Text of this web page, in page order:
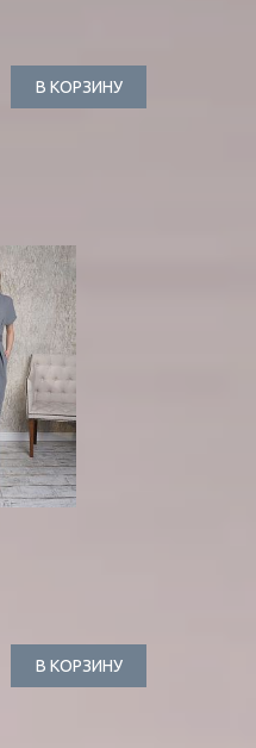
В КОРЗИНУ
В КОРЗИНУ